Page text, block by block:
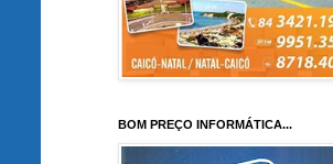
BOM PREÇO INFORMÁTICA...